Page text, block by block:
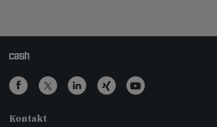
Kontakt